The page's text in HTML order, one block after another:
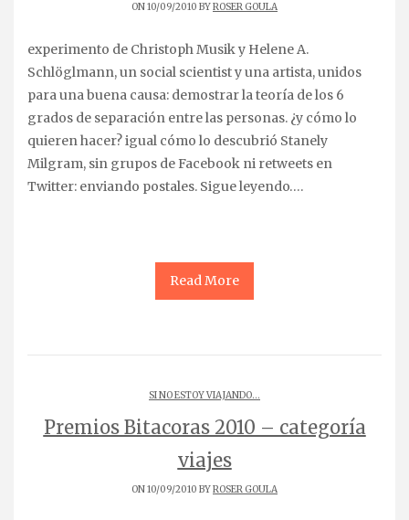
ON 10/09/2010 BYROSER GOULA
experimento de Christoph Musik y Helene A.
Schlöglmann, un social scientist y una artista, unidos
para una buena causa: demostrar la teoría de los 6
grados de separación entre las personas. ¿y cómo lo
quieren hacer? igual cómo lo descubrió Stanely
Milgram, sin grupos de Facebook ni retweets en
Twitter: enviando postales. Sigue leyendo….
Read More
SI NO ESTOY VIAJANDO...
Premios Bitacoras 2010 – categoría
viajes
ON 10/09/2010 BYROSER GOULA